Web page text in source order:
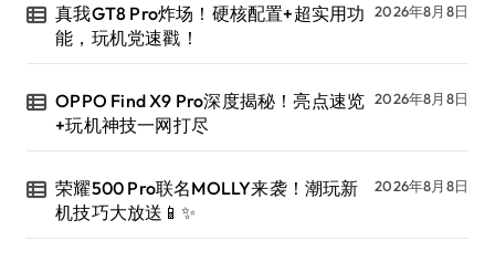
真我GT8 Pro炸场！硬核配置+超实用功
能，玩机党速戳！
2026年8月8日
OPPO Find X9 Pro深度揭秘！亮点速览
+玩机神技一网打尽
2026年8月8日
荣耀500 Pro联名MOLLY来袭！潮玩新
机技巧大放送📱✨
2026年8月8日